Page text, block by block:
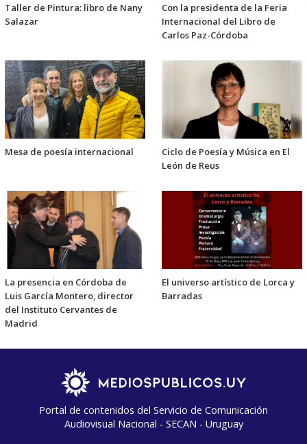
Taller de Pintura: libro de Nany
Salazar
Con la presidenta de la Feria
Internacional del Libro de
Carlos Paz-Córdoba
Mesa de poesía internacional
Ciclo de Poesía y Música en El
León de Reus
La presencia en Córdoba de
Luis García Montero, director
del Instituto Cervantes de
Madrid
El universo artístico de Lorca y
Barradas
Portal de contenidos del Servicio de Comunicación
Audiovisual Nacional - SECAN - Uruguay